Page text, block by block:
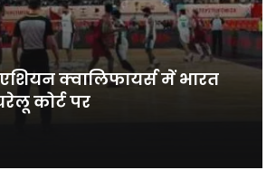
क्वालिफायर्स में भारत
कोर्ट पर